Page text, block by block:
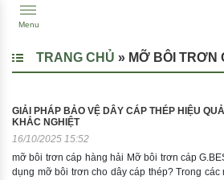
Menu
TRANG CHỦ » MỠ BÔI TRƠN
GIẢI PHÁP BẢO VỆ DÂY CÁP THÉP HIỆU
KHẮC NGHIỆT
16/10/2025 15:52
mỡ bôi trơn cáp hàng hải Mỡ bôi trơn cáp
dụng mỡ bôi trơn cho dây cáp thép? Trong